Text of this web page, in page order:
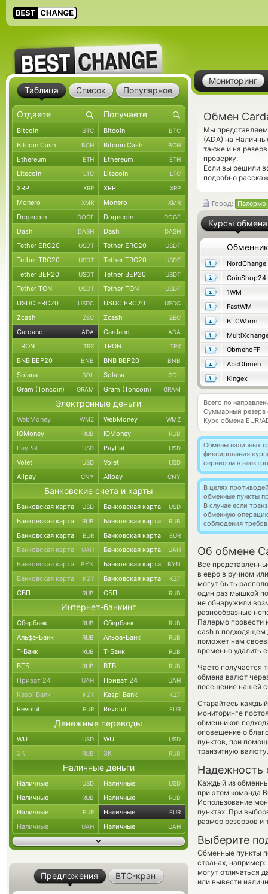
Мониторинг
Обмен
Мы представляем
(ADA) на
также и на
проверку.
Если вы решили
подробно
Город: Палермо
Курсы обмена
Обменник
NordChange
CoinShop24
1WM
FastWM
BTCWorm
ObmenoFF
AbcObmen
Kingex
Всего по
Суммарный резерв
Курс обмена EUR/
Обмены наличных
фиксирования
сервисом в
В целях
обменные пункты
В случае если
обменную
соблюдения
Об обмене
Все
в евро в ручном
могут быть
один раз мышкой
не обнаружили
разнообразные
Палермо провести
cash в подходящем
поможет нам
временно удалить
Часто получается
обмена валют
посещение нашей
Старайтесь
мониторинге
обменников
оповещение о
пунктов, при
транзитную валюту.
Надежность
Каждый из
при этом команда
Использование
пунктах. При
размер резервов и
Выберите
Обменные пункты
странах, например:
могут отличаться
или вывести
Таблица Список Популярное
Bitcoin BTC Bitcoin BTC
Bitcoin Cash BCH Bitcoin Cash BCH
Ethereum ETH Ethereum ETH
Litecoin LTC Litecoin LTC
XRP XRP XRP XRP
Monero XMR Monero XMR
Dogecoin DOGE Dogecoin DOGE
Dash DASH Dash DASH
Tether ERC20 USDT Tether ERC20 USDT
Tether TRC20 USDT Tether TRC20 USDT
Tether BEP20 USDT Tether BEP20 USDT
Tether TON USDT Tether TON USDT
USDC ERC20 USDC USDC ERC20 USDC
Zcash ZEC Zcash ZEC
Cardano ADA Cardano ADA
TRON TRX TRON TRX
BNB BEP20 BNB BNB BEP20 BNB
Solana SOL Solana SOL
Gram (Toncoin) GRAM Gram (Toncoin) GRAM
Электронные деньги
WebMoney WMZ WebMoney WMZ
ЮMoney RUB ЮMoney RUB
PayPal USD PayPal USD
Volet USD Volet USD
Alipay CNY Alipay CNY
Банковские счета и карты
Банковская карта USD Банковская карта USD
Банковская карта RUB Банковская карта RUB
Банковская карта EUR Банковская карта EUR
Банковская карта UAH Банковская карта UAH
Банковская карта BYN Банковская карта BYN
Банковская карта KZT Банковская карта KZT
СБП RUB СБП RUB
Интернет-банкинг
Сбербанк RUB Сбербанк RUB
Альфа-Банк RUB Альфа-Банк RUB
Т-Банк RUB Т-Банк RUB
ВТБ RUB ВТБ RUB
Приват 24 UAH Приват 24 UAH
Kaspi Bank KZT Kaspi Bank KZT
Revolut EUR Revolut EUR
Денежные переводы
WU USD WU USD
ЗК RUB ЗК RUB
Наличные деньги
Наличные USD Наличные USD
Наличные RUB Наличные RUB
Наличные EUR Наличные EUR
Наличные UAH Наличные UAH
Предложения BTC-кран